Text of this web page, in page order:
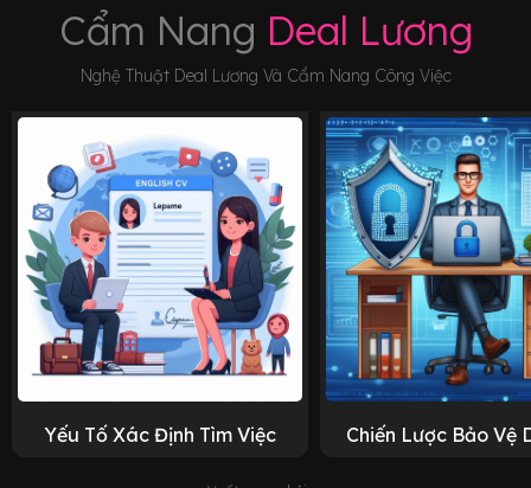
Cẩm Nang Deal Lương
Nghệ Thuật Deal Lương Và Cẩm Nang Công Việc
Yếu Tố Xác Định Tìm Việc Chiến Lược Bảo Vệ